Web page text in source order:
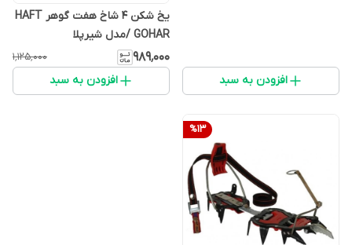
افزودن به سبد
یخ شکن 4 شاخ هفت گوهر HAFT
GOHAR /مدل شیرپلا
۹۸۹٬۰۰۰ ۱٬۱۲۵٬۰۰۰
افزودن به سبد
%13